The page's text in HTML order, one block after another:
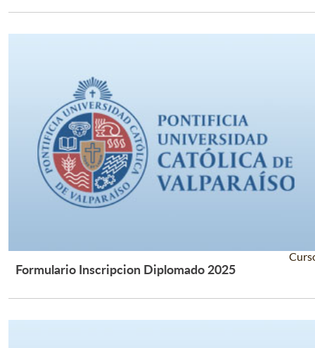
Leer Más +
Formulario Inscripcion Diplomado 2025